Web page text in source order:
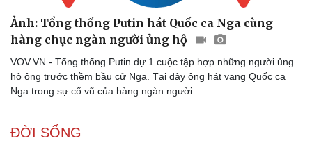
Ảnh: Tổng thống Putin hát Quốc ca Nga cùng
hàng chục ngàn người ủng hộ
VOV.VN - Tổng thống Putin dự 1 cuộc tập hợp những người ủng
hộ ông trước thềm bầu cử Nga. Tại đây ông hát vang Quốc ca
Nga trong sự cổ vũ của hàng ngàn người.
ĐỜI SỐNG